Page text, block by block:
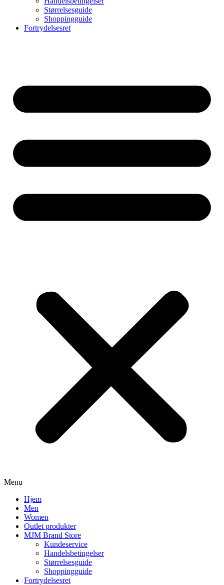
Størrelsesguide
Shoppingguide
Fortrydelsesret
Menu
Hjem
Men
Women
Outlet produkter
MJM Brand Store
Kundeservice
Handelsbetingelser
Størrelsesguide
Shoppingguide
Fortrydelsesret